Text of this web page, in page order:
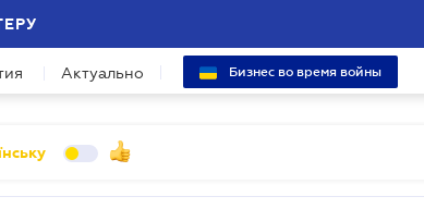
Актуально Бизнес во время войны